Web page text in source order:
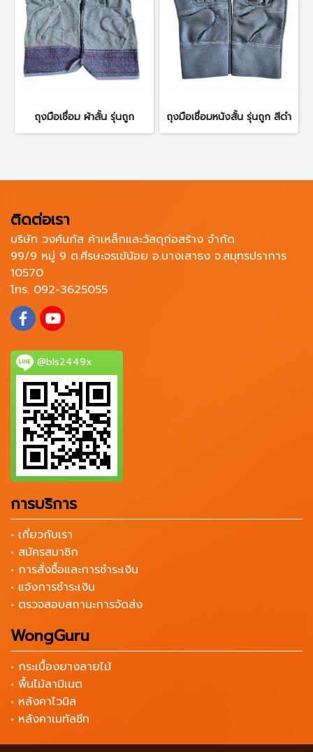
ถุงมือเชื่อม ผ้าสั้น รุ่นถูก ถุงมือเชื่อมหนังสั้น รุ่นถูก สีดำ
ติดต่อเรา
บริษัท วงศ์นภัส ค้าเหล็กและวัสดุก่อสร้าง จำกัด
99/9 หมู่ 9 ต.ศีรษะจรเข้น้อย อ.บางเสาธง จ.สมุทรปราการ
10570
โทร. 092-3625055
@bls2449x
การบริการ
• เกี่ยวกับเรา
• สมัครสมาชิก
• การสั่งซื้อและการชำระเงิน
• แจ้งการชำระเงิน
• ตรวจสอบสถานะการจัดส่ง
WongGuru
• กระเบื้องยางลายไม้
• พื้นไม้ลามิเนต
• หลังคาไวนิล
• หลังคาเมทัลชีท